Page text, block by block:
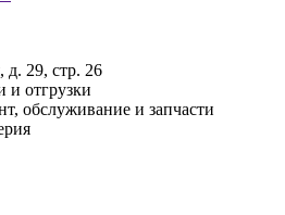
д. 29, стр. 26
и отгрузки
обслуживание и запчасти